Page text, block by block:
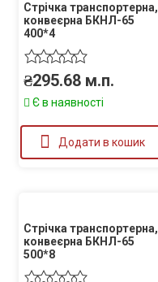
Стрічка транспортерна,
конвеєрна БКНЛ-65
400*4
₴295.68 м.п.
Є в наявності
Додати в кошик
Стрічка транспортерна,
конвеєрна БКНЛ-65
500*8